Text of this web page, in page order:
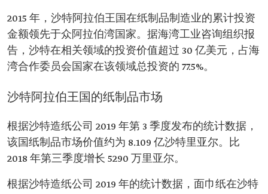
2015 年，沙特阿拉伯王国在纸制品制造业的累计投资
金额领先于众阿拉伯湾国家。据海湾工业咨询组织报
告，沙特在相关领域的投资价值超过 30 亿美元，占海
湾合作委员会国家在该领域总投资的 77.5%。
沙特阿拉伯王国的纸制品市场
根据沙特造纸公司 2019 年第 3 季度发布的统计数据，
该国纸制品市场价值约为 8.109 亿沙特里亚尔。比
2018 年第三季度增长 5290 万里亚尔。
根据沙特造纸公司 2019 年的统计数据，面巾纸在沙特